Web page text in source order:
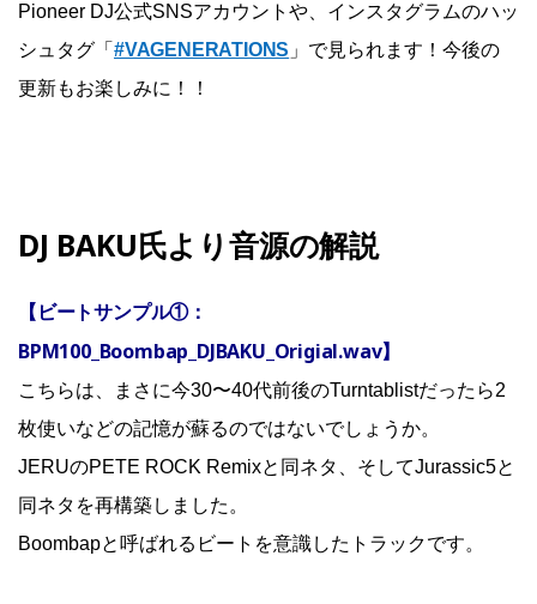
Pioneer DJ公式SNSアカウントや、インスタグラムのハッ
シュタグ「 #VAGENERATIONS 」で見られます！今後の
更新もお楽しみに！！
DJ BAKU氏より音源の解説
【ビートサンプル①：
BPM100_Boombap_DJBAKU_Origial.wav】
こちらは、まさに今30〜40代前後のTurntablistだったら2
枚使いなどの記憶が蘇るのではないでしょうか。
JERUのPETE ROCK Remixと同ネタ、そしてJurassic5と
同ネタを再構築しました。
Boombapと呼ばれるビートを意識したトラックです。